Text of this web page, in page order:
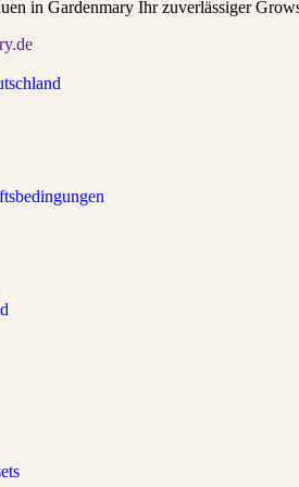
in Gardenmary Ihr zuverlässiger